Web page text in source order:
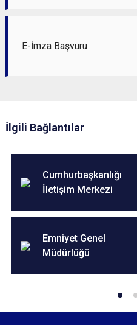
E-İmza Başvuru
İlgili Bağlantılar
Cumhurbaşkanlığı
İletişim Merkezi
Emniyet Genel
Müdürlüğü